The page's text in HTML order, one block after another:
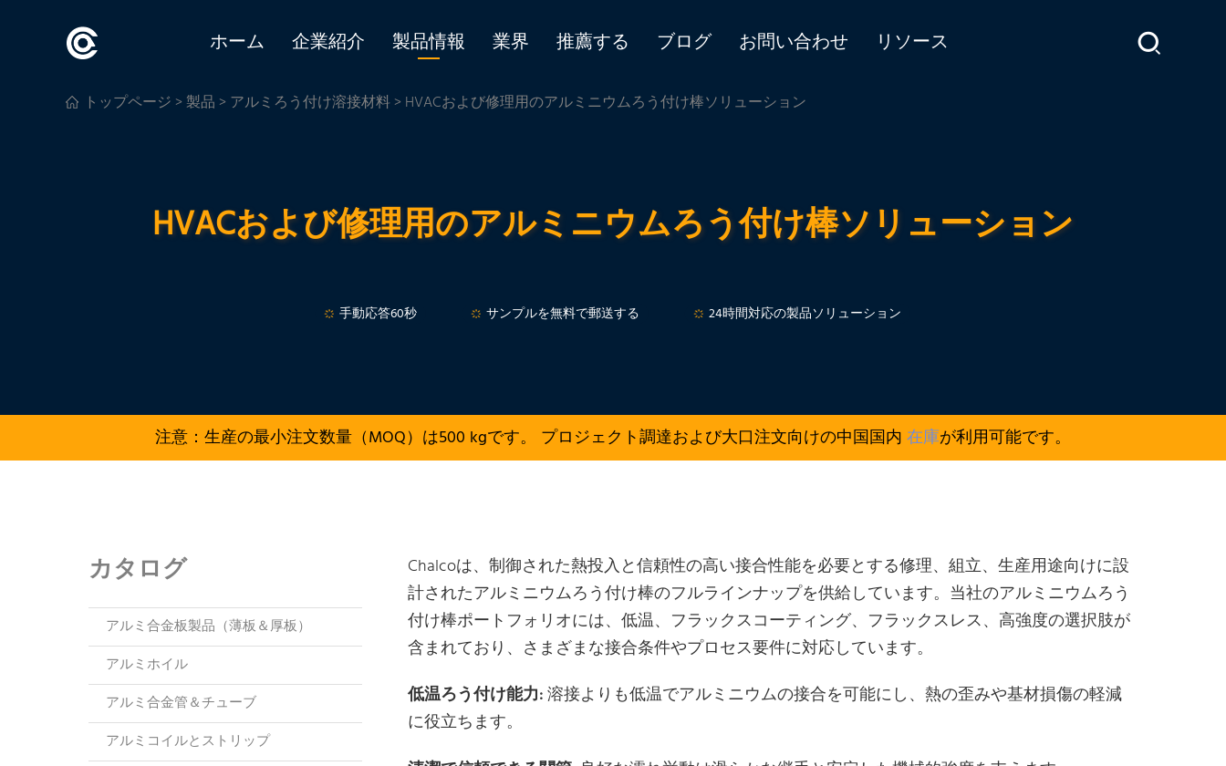
ホーム 企業紹介 製品情報 業界 推薦する ブログ お問い合わせ リソース
トップページ>製品>アルミろう付け溶接材料> HVACおよび修理用のアルミニウムろう付け棒ソリューション
HVACおよび修理用のアルミニウムろう付け棒ソリューション
手動応答60秒 サンプルを無料で郵送する 24時間対応の製品ソリューション
注意：生産の最小注文数量（MOQ）は500 kgです。 プロジェクト調達および大口注文向けの中国国内 在庫が利用可能です。
カタログ
アルミ合金板製品（薄板＆厚板）
アルミホイル
アルミ合金管＆チューブ
アルミコイルとストリップ
Chalcoは、制御された熱投入と信頼性の高い接合性能を必要とする修理、組立、生産用途向けに設
計されたアルミニウムろう付け棒のフルラインナップを供給しています。当社のアルミニウムろう
付け棒ポートフォリオには、低温、フラックスコーティング、フラックスレス、高強度の選択肢が
含まれており、さまざまな接合条件やプロセス要件に対応しています。
低温ろう付け能力:溶接よりも低温でアルミニウムの接合を可能にし、熱の歪みや基材損傷の軽減
に役立ちます。